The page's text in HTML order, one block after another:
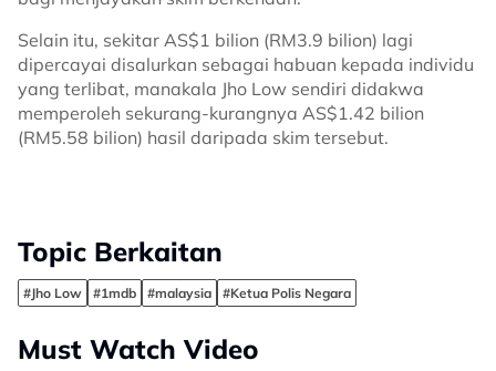
Selain itu, sekitar AS$1 bilion (RM3.9 bilion) lagi
dipercayai disalurkan sebagai habuan kepada individu
yang terlibat, manakala Jho Low sendiri didakwa
memperoleh sekurang-kurangnya AS$1.42 bilion
(RM5.58 bilion) hasil daripada skim tersebut.
Topic Berkaitan
#Jho Low #1mdb #malaysia #Ketua Polis Negara
Must Watch Video